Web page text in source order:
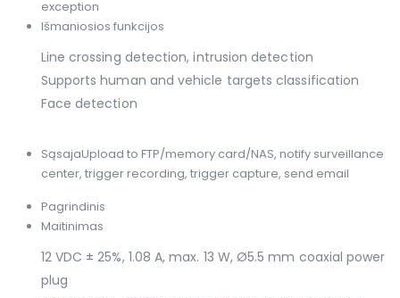
exception
Išmaniosios funkcijos
Line crossing detection, intrusion detection
Supports human and vehicle targets classification
Face detection
SąsajaUpload to FTP/memory card/NAS, notify surveillance
center, trigger recording, trigger capture, send email
Pagrindinis
Maitinimas
12 VDC ± 25%, 1.08 A, max. 13 W, Ø5.5 mm coaxial power
plug